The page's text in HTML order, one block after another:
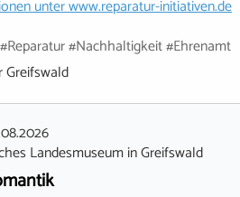
unterwww.reparatur-initiativen.de
#Nachhaltigkeit #Ehrenamt
Greifswald
LandesmuseuminGreifswald